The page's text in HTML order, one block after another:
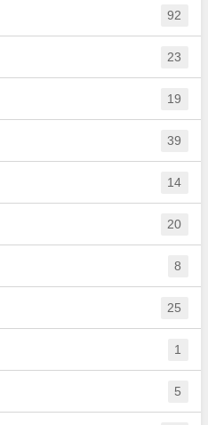
92
23
19
39
14
20
8
25
1
5